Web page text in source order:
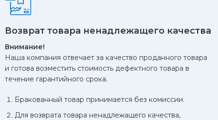
Возврат товара ненадлежащего качества
Внимание!
Наша компания отвечает за качество проданного товара
и готова возместить стоимость дефектного товара в
течение гарантийного срока.
Бракованный товар принимается без комиссии.
Для возврата товара ненадлежащего качества,